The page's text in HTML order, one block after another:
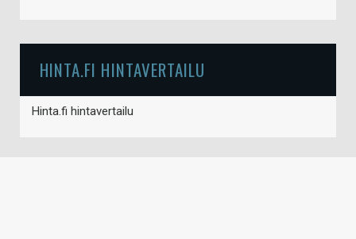
HINTA.FI HINTAVERTAILU
Hinta.fi hintavertailu